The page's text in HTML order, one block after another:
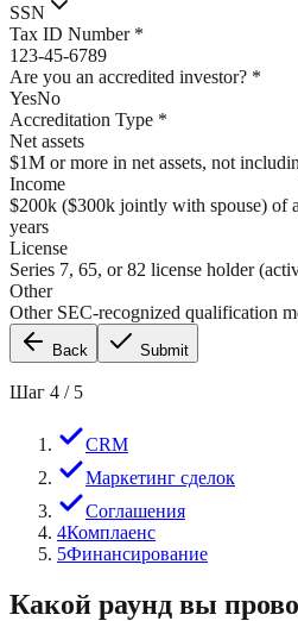
SSN
Tax ID Number *
123-45-6789
Are you an accredited investor? *
YesNo
Accreditation Type *
Net assets
$1M or more in net assets, not
Income
$200k ($300k jointly with spouse) of
years
License
Series 7, 65, or 82 license holder
Other
Other SEC-recognized qualification
Back Submit
Шаг 4 / 5
CRM
Маркетинг сделок
Соглашения
4Комплаенс
5Финансирование
Какой раунд вы